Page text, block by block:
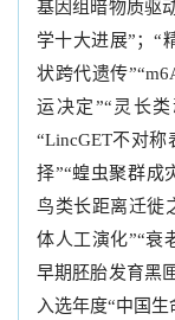
基因组暗物质驱
学十大进展”；“
状跨代遗传
运决定”“灵长
“LincGET不对
择”“蝗虫聚群成
鸟类长距离迁徙
体人工演化”“衰
早期胚胎发育黑
入选年度“中国生